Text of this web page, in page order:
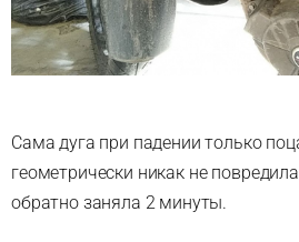
Сама дуга при падении только
геометрически никак не
обратно заняла 2 минуты.